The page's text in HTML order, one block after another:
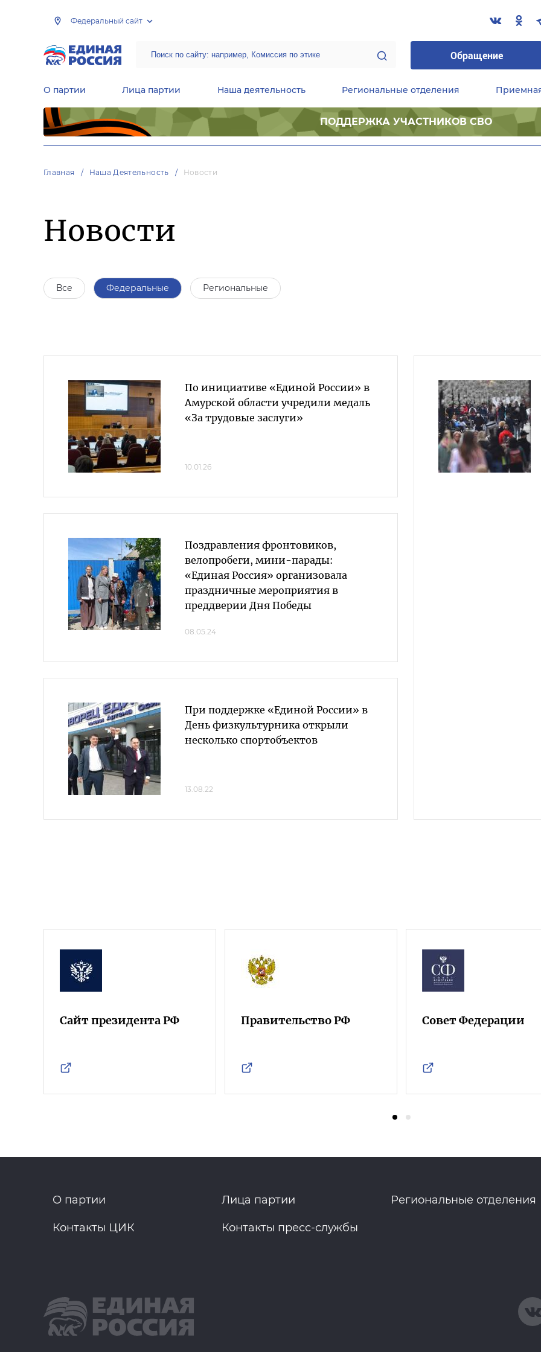
Федеральный сайт
Обращение
О партии Лица партии Наша деятельность Региональные отделения
ПОДДЕРЖКА УЧАСТНИКОВ СВО
Главная Наша Деятельность Новости
Новости
Все Федеральные Региональные
По инициативе «Единой России» в
Амурской области учредили медаль
«За трудовые заслуги»
10.01.26
Поздравления фронтовиков,
велопробеги, мини-парады:
«Единая Россия» организовала
праздничные мероприятия в
преддверии Дня Победы
08.05.24
При поддержке «Единой России» в
День физкультурника открыли
несколько спортобъектов
13.08.22
Сайт президента РФ Правительство РФ Совет Федерации
О партии Лица партии Региональные отделения
Контакты ЦИК Контакты пресс-службы